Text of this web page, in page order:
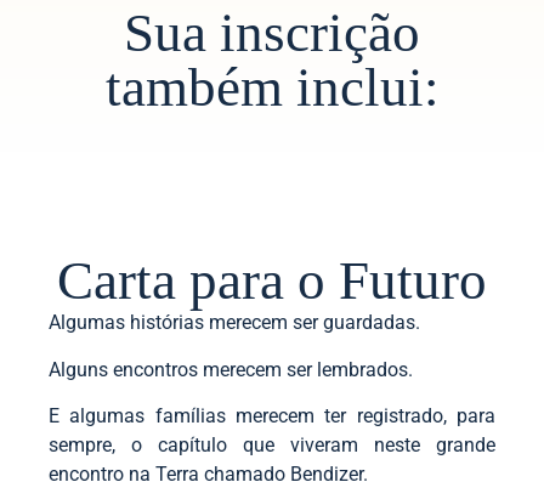
Sua inscrição
também inclui:
Carta para o Futuro
Algumas histórias merecem ser guardadas.
Alguns encontros merecem ser lembrados.
E algumas famílias merecem ter registrado, para
sempre, o capítulo que viveram neste grande
encontro na Terra chamado Bendizer.